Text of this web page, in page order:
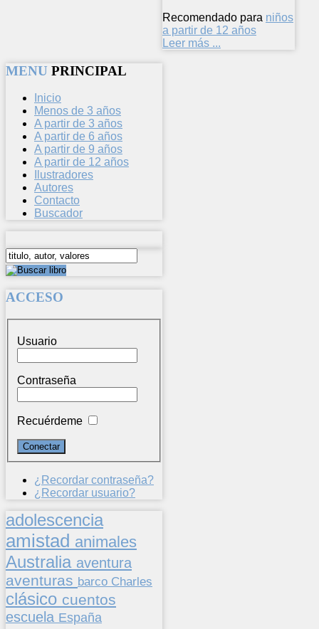
Recomendado para niños
a partir de 12 años
Leer más ...
MENU PRINCIPAL
Inicio
Menos de 3 años
A partir de 3 años
A partir de 6 años
A partir de 9 años
A partir de 12 años
Ilustradores
Autores
Contacto
Buscador
ACCESO
Usuario
Contraseña
Recuérdeme
¿Recordar contraseña?
¿Recordar usuario?
adolescencia
amistad animales
Australia aventura
aventuras barco Charles
clásico cuentos
escuela España